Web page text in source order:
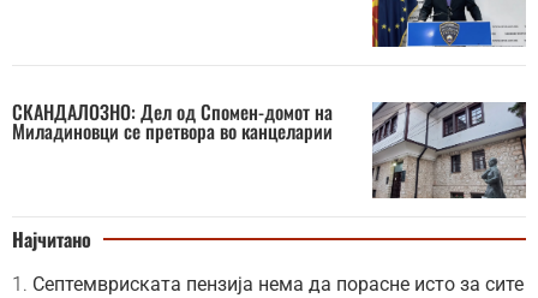
СКАНДАЛОЗНО: Дел од Спомен-домот на
Миладиновци се претвора во канцеларии
Најчитано
Септемвриската пензија нема да порасне исто за сите